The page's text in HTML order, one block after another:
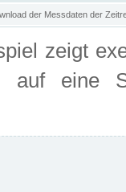
der Messdaten der
zeigt
auf eine